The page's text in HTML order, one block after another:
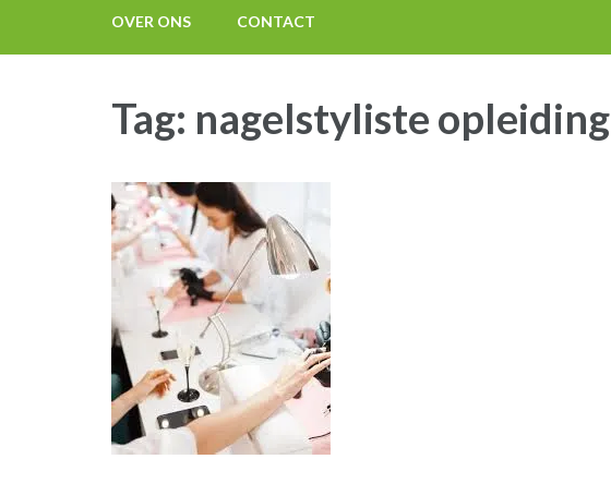
OVER ONS CONTACT
Tag: nagelstyliste opleiding